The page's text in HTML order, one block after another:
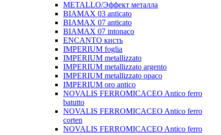
METALLO/Эффект металла
BIAMAX 03 anticato
BIAMAX 07 anticato
BIAMAX 07 intonaco
ENCANTO кисть
IMPERIUM foglia
IMPERIUM metallizzato
IMPERIUM metallizzato argento
IMPERIUM metallizzato opaco
IMPERIUM oro antico
NOVALIS FERROMICACEO Antico ferro
batutto
NOVALIS FERROMICACEO Antico ferro
corten
NOVALIS FERROMICACEO Antico ferro